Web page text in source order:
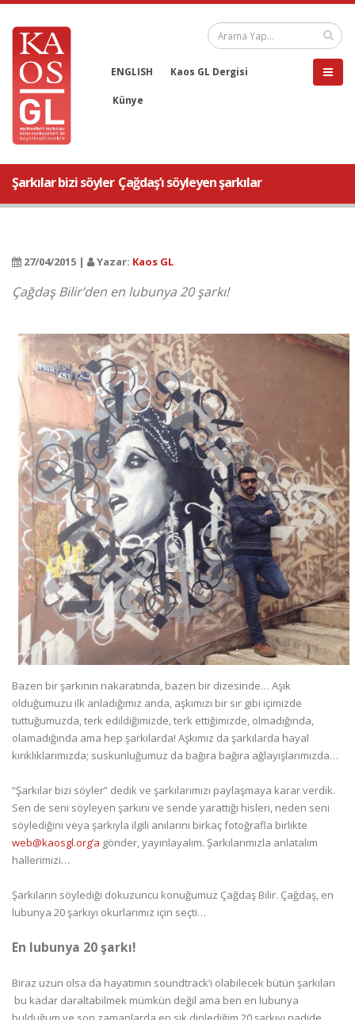
ENGLISH Kaos GL Dergisi
Künye
Şarkılar bizi söyler  Çağdaş’ı söyleyen şarkılar
27/04/2015 | Yazar: Kaos GL
Çağdaş Bilir’den en lubunya 20 şarkı!
Bazen bir şarkının nakaratında, bazen bir dizesinde… Aşık
olduğumuzu ilk anladığımız anda, aşkımızı bir sır gibi içimizde
tuttuğumuzda, terk edildiğimizde, terk ettiğimizde, olmadığında,
olamadığında ama hep şarkılarda! Aşkımız da şarkılarda hayal
kırıklıklarımızda; suskunluğumuz da bağıra bağıra ağlayışlarımızda…
“Şarkılar bizi söyler” dedik ve şarkılarımızı paylaşmaya karar verdik.
Sen de seni söyleyen şarkını ve sende yarattığı hisleri, neden seni
söylediğini veya şarkıyla ilgili anılarını birkaç fotoğrafla birlikte
web@kaosgl.org’a gönder, yayınlayalım. Şarkılarımızla anlatalım
hallerimizi…
Şarkıların söylediği dokuzuncu konuğumuz Çağdaş Bilir. Çağdaş, en
lubunya 20 şarkıyı okurlarımız için seçti…
En lubunya 20 şarkı!
Biraz uzun olsa da hayatımın soundtrack’i olabilecek bütün şarkıları
bu kadar daraltabilmek mümkün değil ama ben en lubunya